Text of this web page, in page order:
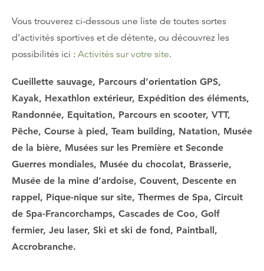
Vous trouverez ci-dessous une liste de toutes sortes
d’activités sportives et de détente, ou découvrez les
possibilités ici : Activités sur votre site.
Cueillette sauvage, Parcours d’orientation GPS,
Kayak, Hexathlon extérieur, Expédition des éléments,
Randonnée, Equitation, Parcours en scooter, VTT,
Pêche, Course à pied, Team building, Natation, Musée
de la bière, Musées sur les Première et Seconde
Guerres mondiales, Musée du chocolat, Brasserie,
Musée de la mine d’ardoise, Couvent, Descente en
rappel, Pique-nique sur site, Thermes de Spa, Circuit
de Spa-Francorchamps, Cascades de Coo, Golf
fermier, Jeu laser, Ski et ski de fond, Paintball,
Accrobranche.